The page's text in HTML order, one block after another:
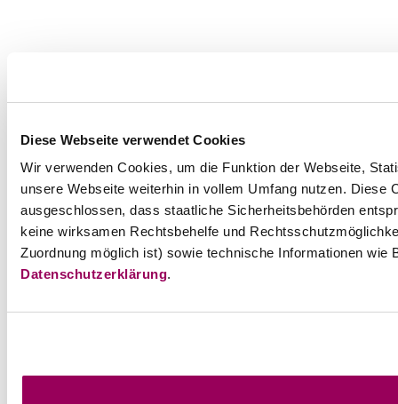
Diese Webseite verwendet Cookies
Wir verwenden Cookies, um die Funktion der Webseite,
unsere Webseite weiterhin in vollem Umfang nutzen.
ausgeschlossen, dass staatliche Sicherheitsbehörden
keine wirksamen Rechtsbehelfe und
Zuordnung möglich ist) sowie technische Informationen
Datenschutzerklärung.